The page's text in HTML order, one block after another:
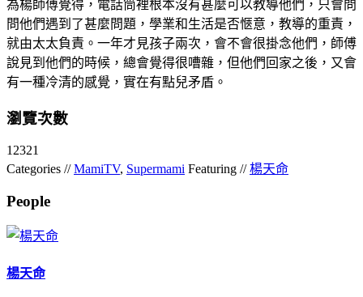
為楊師傅覺得，電話筒裡根本沒有甚麼可以教導他們，只會問
問他們遇到了甚麼問題，學業和生活是否愜意，教導的重責，
就由太太負責。一年才見孩子兩次，會不會很掛念他們，師傅
說見到他們的時候，總會覺得很嘈雜，但他們回家之後，又會
有一種冷清的感覺，實在有點兒矛盾。
瀏覽次數
12321
Categories //MamiTV, Supermami Featuring //楊天命
People
楊天命